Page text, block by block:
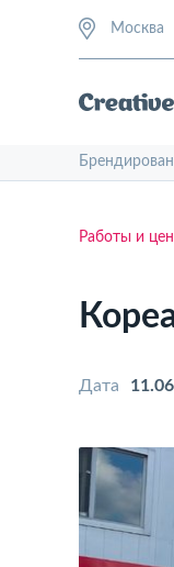
Москва
Работы и
Дата